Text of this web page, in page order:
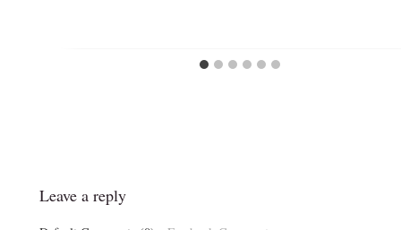
Leave a reply